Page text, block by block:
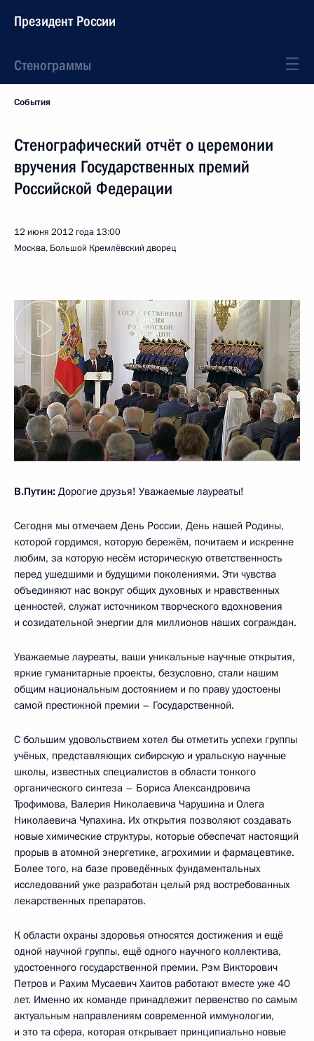
Президент России
Стенограммы
События
Стенографический отчёт о церемонии
вручения Государственных премий
Российской Федерации
12 июня 2012 года 13:00
Москва, Большой Кремлёвский дворец
В.Путин: Дорогие друзья! Уважаемые лауреаты!
Сегодня мы отмечаем День России, День нашей Родины,
которой гордимся, которую бережём, почитаем и искренне
любим, за которую несём историческую ответственность
перед ушедшими и будущими поколениями. Эти чувства
объединяют нас вокруг общих духовных и нравственных
ценностей, служат источником творческого вдохновения
и созидательной энергии для миллионов наших сограждан.
Уважаемые лауреаты, ваши уникальные научные открытия,
яркие гуманитарные проекты, безусловно, стали нашим
общим национальным достоянием и по праву удостоены
самой престижной премии – Государственной.
С большим удовольствием хотел бы отметить успехи группы
учёных, представляющих сибирскую и уральскую научные
школы, известных специалистов в области тонкого
органического синтеза – Бориса Александровича
Трофимова, Валерия Николаевича Чарушина и Олега
Николаевича Чупахина. Их открытия позволяют создавать
новые химические структуры, которые обеспечат настоящий
прорыв в атомной энергетике, агрохимии и фармацевтике.
Более того, на базе проведённых фундаментальных
исследований уже разработан целый ряд востребованных
лекарственных препаратов.
К области охраны здоровья относятся достижения и ещё
одной научной группы, ещё одного научного коллектива,
удостоенного государственной премии. Рэм Викторович
Петров и Рахим Мусаевич Хаитов работают вместе уже 40
лет. Именно их команде принадлежит первенство по самым
актуальным направлениям современной иммунологии,
и это та сфера, которая открывает принципиально новые